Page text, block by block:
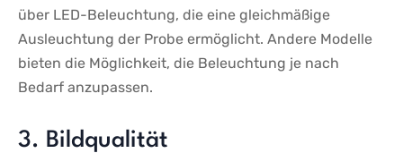
über LED-Beleuchtung, die⁣ eine gleichmäßige⁤
Ausleuchtung der⁤ Probe ermöglicht. ​Andere ​Modelle
bieten ⁤die‍ Möglichkeit, die Beleuchtung je nach
Bedarf anzupassen.
3. Bildqualität